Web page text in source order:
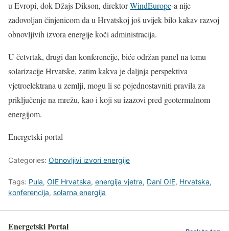
u Evropi, dok Džajs Dikson, direktorWindEurope-a nije
zadovoljan činjenicom da u Hrvatskoj još uvijek bilo kakav razvoj
obnovljivih izvora energije koči administracija.
U četvrtak, drugi dan konferencije, biće održan panel na temu
solarizacije Hrvatske, zatim kakva je daljnja perspektiva
vjetroelektrana u zemlji, mogu li se pojednostavniti pravila za
priključenje na mrežu, kao i koji su izazovi pred geotermalnom
energijom.
Energetski portal
Categories: Obnovljivi izvori energije
Tags: Pula, OIE Hrvatska, energija vjetra, Dani OIE, Hrvatska,
konferencija, solarna energija
Energetski Portal